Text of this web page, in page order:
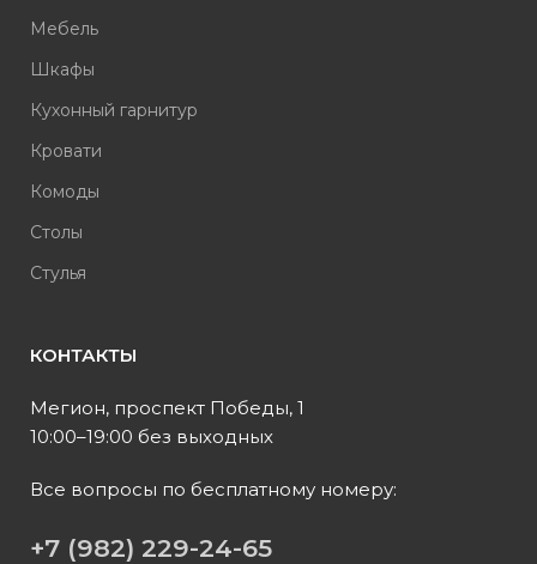
Мебель
Шкафы
Кухонный гарнитур
Кровати
Комоды
Столы
Стулья
КОНТАКТЫ
Мегион, проспект Победы, 1
10:00–19:00 без выходных
Все вопросы по бесплатному номеру:
+7 (982) 229-24-65